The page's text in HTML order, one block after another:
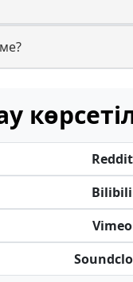
Reddit
Bilibili
Vimeo